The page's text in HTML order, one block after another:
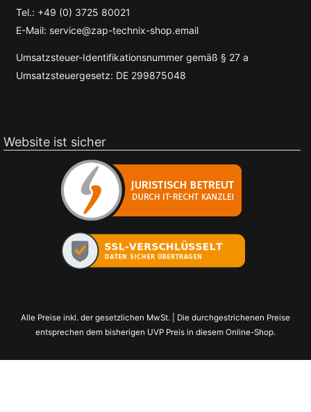
Tel.: +49 (0) 3725 80021
E-Mail: service@zap-technix-shop.email
Umsatzsteuer-Identifikationsnummer gemäß § 27 a
Umsatzsteuergesetz: DE 299875048
Website ist sicher
Alle Preise inkl. der gesetzlichen MwSt. | Die durchgestrichenen Preise
entsprechen dem bisherigen UVP Preis in diesem Online-Shop.